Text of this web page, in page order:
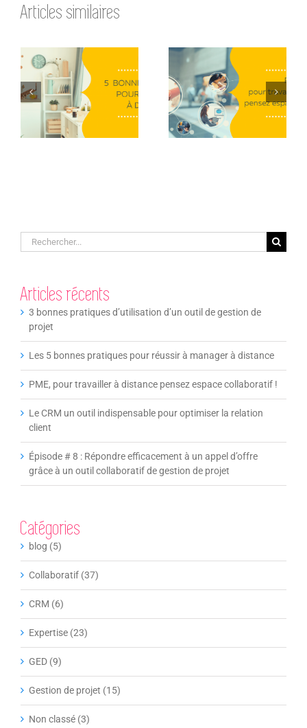
Articles similaires
Les 5 bonnes
pratiques pour
réussir à
manager à
distance
PME, pour
travailler à
distance pensez
espace
collaboratif !
Rechercher:
Articles récents
3 bonnes pratiques d’utilisation d’un outil de gestion de
projet
Les 5 bonnes pratiques pour réussir à manager à distance
PME, pour travailler à distance pensez espace collaboratif !
Le CRM un outil indispensable pour optimiser la relation
client
Épisode # 8 : Répondre efficacement à un appel d’offre
grâce à un outil collaboratif de gestion de projet
Catégories
blog (5)
Collaboratif (37)
CRM (6)
Expertise (23)
GED (9)
Gestion de projet (15)
Non classé (3)